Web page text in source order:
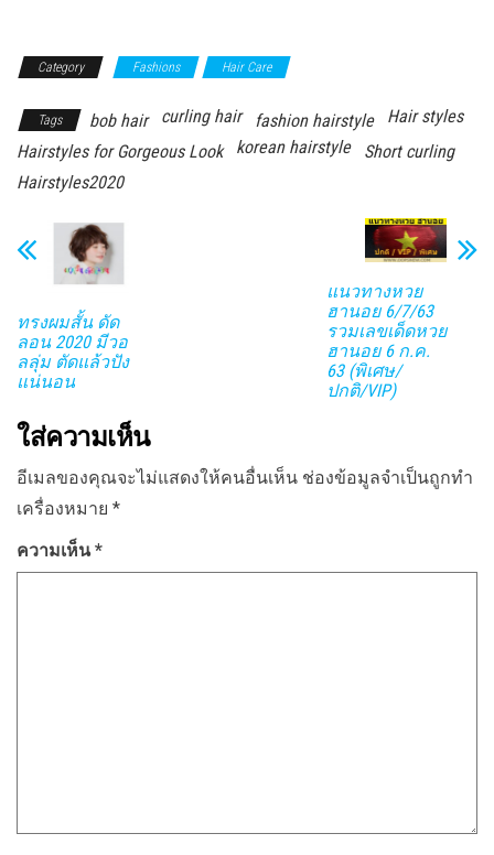
Category Fashions Hair Care
Tags bob hair curling hair fashion hairstyle
Hair styles
Hairstyles for Gorgeous Look
korean hairstyle
Short curling
Hairstyles2020
ทรงผมสั้น ดัด
ลอน 2020 มีวอ
ลลุ่ม ตัดแล้วปัง
แน่นอน
แนวทางหวย
ฮานอย 6/7/63
รวมเลขเด็ดหวย
ฮานอย 6 ก.ค.
63 (พิเศษ/
ปกติ/VIP)
ใส่ความเห็น
อีเมลของคุณจะไม่แสดงให้คนอื่นเห็น ช่องข้อมูลจำเป็นถูกทำ
เครื่องหมาย *
ความเห็น*